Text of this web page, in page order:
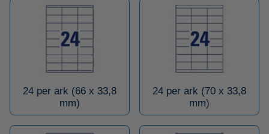
24 per ark (66 x 33,8
mm)
24 per ark (70 x 33,8
mm)